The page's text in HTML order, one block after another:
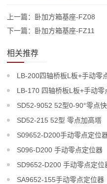
上一篇：卧加方箱基座-FZ08
下一篇：卧加方箱基座-FZ11
相关推荐
LB-200四轴桥板L板+手动零
LB-170 四轴桥板L板+手动零
SD52-9052 52型0-90°零点
SD52-215 52型 零点加高塔
S09652-D200手动零点定位
S096-D200 手动零点定位器
SD9652-D200 手动零点定位
SA9652-155手动零点定位器